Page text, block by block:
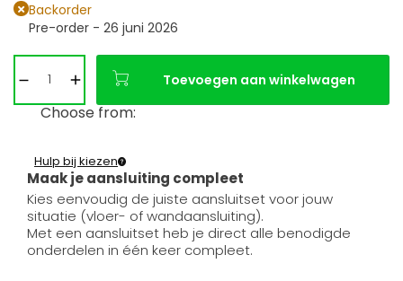
Backorder
Pre-order - 26 juni 2026
Toevoegen aan winkelwagen
Choose from:
Maak je aansluiting compleet
Hulp bij kiezen
Kies eenvoudig de juiste aansluitset voor jouw
situatie (vloer- of wandaansluiting).
Met een aansluitset heb je direct alle benodigde
onderdelen in één keer compleet.